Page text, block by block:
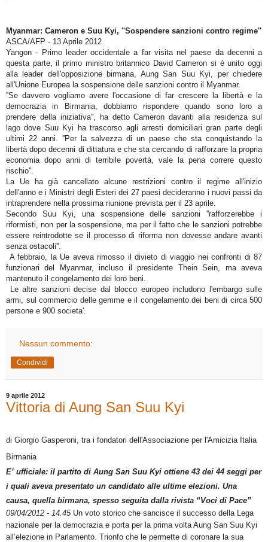
Myanmar: Cameron e Suu Kyi, ''Sospendere sanzioni contro regime''
ASCA/AFP - 13 Aprile 2012
Yangon - Primo leader occidentale a far visita nel paese da decenni a
questa parte, il primo ministro britannico David Cameron si è unito oggi
alla leader dell'opposizione birmana, Aung San Suu Kyi, per chiedere
all'Unione Europea la sospensione delle sanzioni contro il Myanmar.
''Se davvero vogliamo avere l'occasione di far crescere la libertà e la
democrazia in Birmania, dobbiamo rispondere quando sono loro a
prendere della iniziativa'', ha detto Cameron davanti alla residenza sul
lago dove Suu Kyi ha trascorso agli arresti domiciliari gran parte degli
ultimi 22 anni. ''Per la salvezza di un paese che sta conquistando la
libertà dopo decenni di dittatura e che sta cercando di rafforzare la propria
economia dopo anni di terribile povertà, vale la pena correre questo
rischio''.
La Ue ha già cancellato alcune restrizioni contro il regime all'inizio
dell'anno e i Ministri degli Esteri dei 27 paesi decideranno i nuovi passi da
intraprendere nella prossima riunione prevista per il 23 aprile.
Secondo Suu Kyi, una sospensione delle sanzioni ''rafforzerebbe i
riformisti, non per la sospensione, ma per il fatto che le sanzioni potrebbe
essere reintrodotte se il processo di riforma non dovesse andare avanti
senza ostacoli''.
A febbraio, la Ue aveva rimosso il divieto di viaggio nei confronti di 87
funzionari del Myanmar, incluso il presidente Thein Sein, ma aveva
mantenuto il congelamento dei loro beni.
Le altre sanzioni decise dal blocco europeo includono l'embargo sulle
armi, sul commercio delle gemme e il congelamento dei beni di circa 500
persone e 900 societa'.
Nessun commento:
Condividi
9 aprile 2012
Vittoria di Aung San Suu Kyi
di Giorgio Gasperoni, tra i fondatori dell'Associazione per l'Amicizia Italia
Birmania
E’ ufficiale: il partito di Aung San Suu Kyi ottiene 43 dei 44 seggi per
i quali aveva presentato un candidato alle ultime elezioni. Una
causa, quella birmana, spesso seguita dalla rivista “Voci di Pace”
09/04/2012 - 14.45Un voto storico che sancisce il successo della Lega
nazionale per la democrazia e porta per la prima volta Aung San Suu Kyi
all’elezione in Parlamento. Trionfo che le permette di coronare la sua